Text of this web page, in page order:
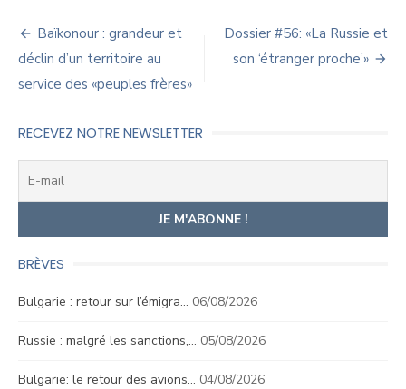
Navigation
de
l’article
Baïkonour : grandeur et
déclin d’un territoire au
service des «peuples frères»
Dossier #56: «La Russie et
son ‘étranger proche’»
RECEVEZ NOTRE NEWSLETTER
BRÈVES
Bulgarie : retour sur l’émigra… 06/08/2026
Russie : malgré les sanctions,… 05/08/2026
Bulgarie: le retour des avions… 04/08/2026